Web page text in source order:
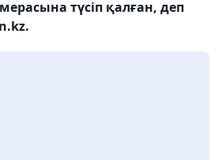
түсіп қалған, деп